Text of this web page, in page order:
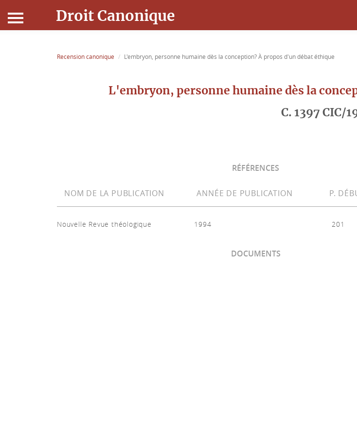
Droit Canonique
Recension canonique L'embryon, personne humaine dès la conception? À propos d'un débat éthique
L'embryon, personne humaine dès la
C. 1397 CIC/
RÉFÉRENCES
NOM DE LA PUBLICATION ANNÉE DE PUBLICATION P.
Nouvelle Revue théologique 1994 201
DOCUMENTS